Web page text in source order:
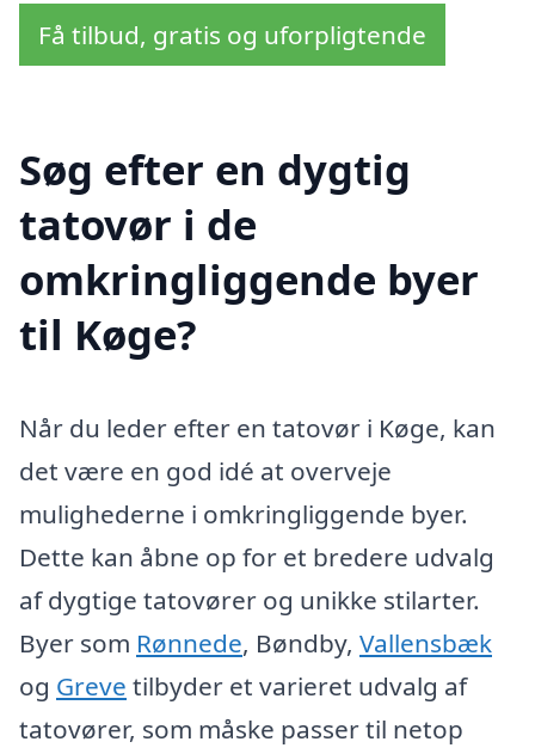
Få tilbud, gratis og uforpligtende
Søg efter en dygtig
tatovør i de
omkringliggende byer
til Køge?
Når du leder efter en tatovør i Køge, kan
det være en god idé at overveje
mulighederne i omkringliggende byer.
Dette kan åbne op for et bredere udvalg
af dygtige tatovører og unikke stilarter.
Byer som Rønnede, Bøndby, Vallensbæk
og Greve tilbyder et varieret udvalg af
tatovører, som måske passer til netop